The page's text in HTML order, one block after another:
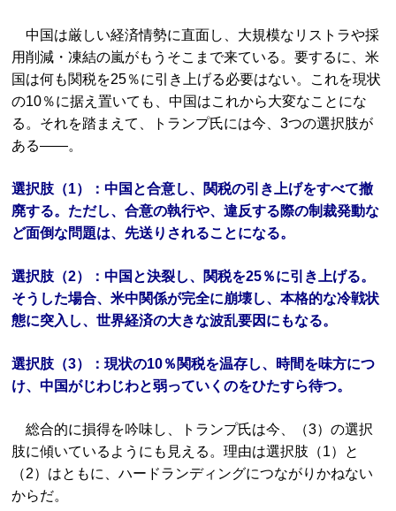
中国は厳しい経済情勢に直面し、大規模なリストラや採
用削減・凍結の嵐がもうそこまで来ている。要するに、米
国は何も関税を25％に引き上げる必要はない。これを現状
の10％に据え置いても、中国はこれから大変なことにな
る。それを踏まえて、トランプ氏には今、3つの選択肢が
ある――。
選択肢（1）：中国と合意し、関税の引き上げをすべて撤
廃する。ただし、合意の執行や、違反する際の制裁発動な
ど面倒な問題は、先送りされることになる。
選択肢（2）：中国と決裂し、関税を25％に引き上げる。
そうした場合、米中関係が完全に崩壊し、本格的な冷戦状
態に突入し、世界経済の大きな波乱要因にもなる。
選択肢（3）：現状の10％関税を温存し、時間を味方につ
け、中国がじわじわと弱っていくのをひたすら待つ。
総合的に損得を吟味し、トランプ氏は今、（3）の選択
肢に傾いているようにも見える。理由は選択肢（1）と
（2）はともに、ハードランディングにつながりかねない
からだ。